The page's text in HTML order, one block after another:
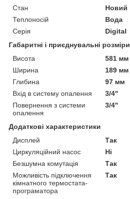
Стан
Новий
Теплоносій
Вода
Серія
Digital
Габаритні і приєднувальні розміри
Висота
581 мм
Ширина
189 мм
Глибина
97 мм
Вхід в систему опалення
3/4"
Повернення з системи
опалення
3/4"
Додаткові характеристики
Дисплей
Так
Циркуляційний насос
Ні
Безшумна комутація
Так
Можливість підключення
кімнатного термостата-
програматора
Так